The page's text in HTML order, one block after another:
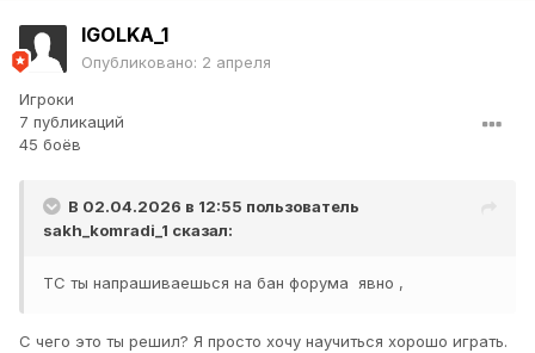
IGOLKA_1
Опубликовано: 2 апреля
Игроки
7 публикаций
45 боёв
В 02.04.2026 в 12:55 пользователь
sakh_komradi_1 сказал:
ТС ты напрашиваешься на бан форума явно ,
С чего это ты решил? Я просто хочу научиться хорошо играть.